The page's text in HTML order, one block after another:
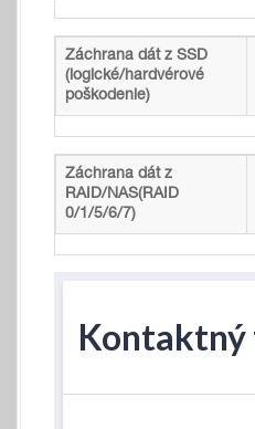
Záchrana dát z SSD
(logické/hardvérové
poškodenie)
Záchrana dát z
RAID/NAS(RAID
0/1/5/6/7)